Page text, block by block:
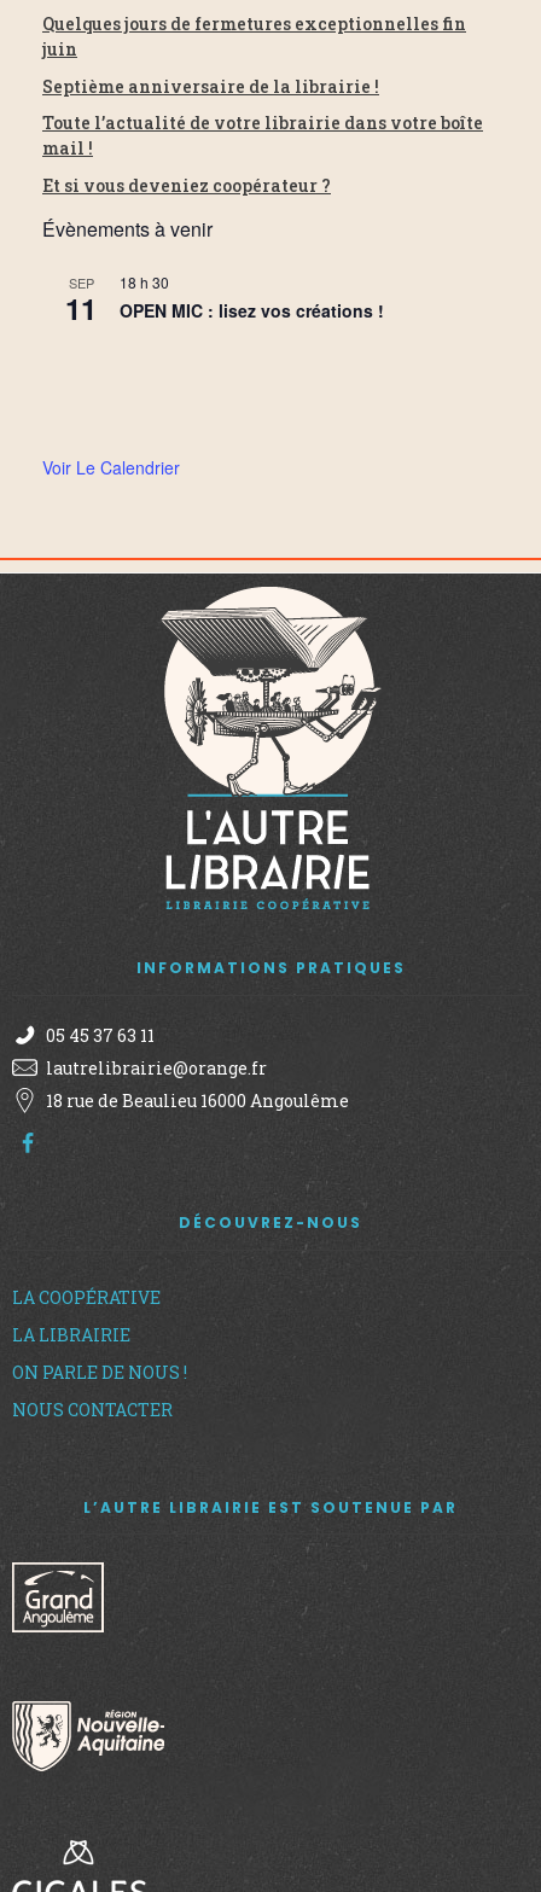
Quelques jours de fermetures exceptionnelles fin
juin
Septième anniversaire de la librairie !
Toute l’actualité de votre librairie dans votre boîte
mail !
Et si vous deveniez coopérateur ?
Évènements à venir
SEP
11
18 h 30
OPEN MIC : lisez vos créations !
Voir Le Calendrier
INFORMATIONS PRATIQUES
05 45 37 63 11
lautrelibrairie@orange.fr
18 rue de Beaulieu 16000 Angoulême
DÉCOUVREZ-NOUS
LA COOPÉRATIVE
LA LIBRAIRIE
ON PARLE DE NOUS !
NOUS CONTACTER
L’AUTRE LIBRAIRIE EST SOUTENUE PAR